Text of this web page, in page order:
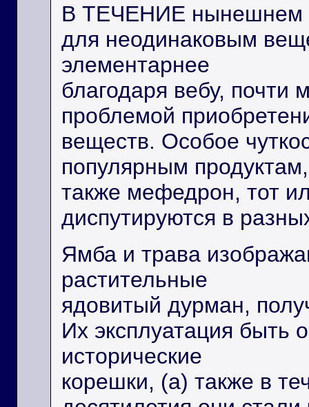
В ТЕЧЕНИЕ нынешнем
для неодинаковым
элементарнее
благодаря вебу, почти
проблемой
веществ. Особое
популярным
также мефедрон, тот
диспутируются в
Ямба и трава
растительные
ядовитый дурман,
Их эксплуатация быть
исторические
корешки, (а) также в